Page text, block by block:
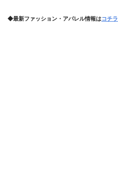
◆最新ファッション・アパレル情報はコチラ